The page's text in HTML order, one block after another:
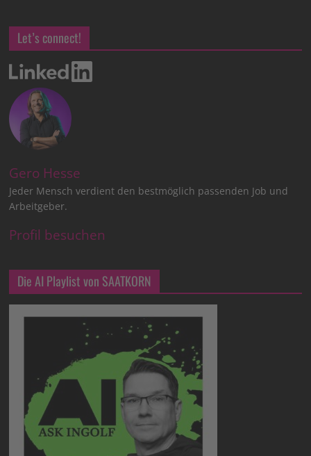
Let’s connect!
Gero Hesse
Jeder Mensch verdient den bestmöglich passenden Job und
Arbeitgeber.
Profil besuchen
Die AI Playlist von SAATKORN